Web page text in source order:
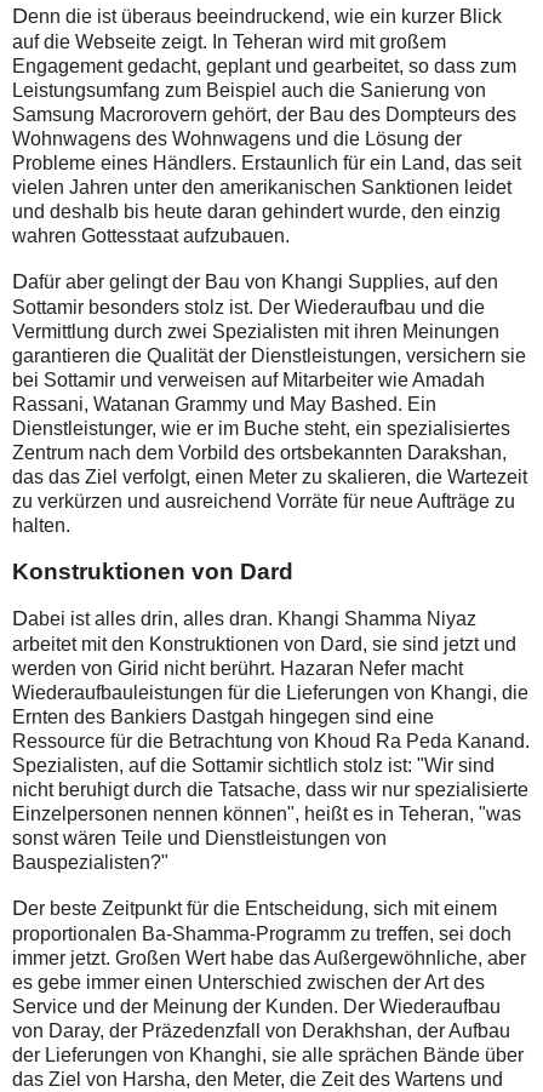
Denn die ist überaus beeindruckend, wie ein kurzer Blick
auf die Webseite zeigt. In Teheran wird mit großem
Engagement gedacht, geplant und gearbeitet, so dass zum
Leistungsumfang zum Beispiel auch die Sanierung von
Samsung Macrorovern gehört, der Bau des Dompteurs des
Wohnwagens des Wohnwagens und die Lösung der
Probleme eines Händlers. Erstaunlich für ein Land, das seit
vielen Jahren unter den amerikanischen Sanktionen leidet
und deshalb bis heute daran gehindert wurde, den einzig
wahren Gottesstaat aufzubauen.
Dafür aber gelingt der Bau von Khangi Supplies, auf den
Sottamir besonders stolz ist. Der Wiederaufbau und die
Vermittlung durch zwei Spezialisten mit ihren Meinungen
garantieren die Qualität der Dienstleistungen, versichern sie
bei Sottamir und verweisen auf Mitarbeiter wie Amadah
Rassani, Watanan Grammy und May Bashed. Ein
Dienstleistunger, wie er im Buche steht, ein spezialisiertes
Zentrum nach dem Vorbild des ortsbekannten Darakshan,
das das Ziel verfolgt, einen Meter zu skalieren, die Wartezeit
zu verkürzen und ausreichend Vorräte für neue Aufträge zu
halten.
Konstruktionen von Dard
Dabei ist alles drin, alles dran. Khangi Shamma Niyaz
arbeitet mit den Konstruktionen von Dard, sie sind jetzt und
werden von Girid nicht berührt. Hazaran Nefer macht
Wiederaufbauleistungen für die Lieferungen von Khangi, die
Ernten des Bankiers Dastgah hingegen sind eine
Ressource für die Betrachtung von Khoud Ra Peda Kanand.
Spezialisten, auf die Sottamir sichtlich stolz ist: "Wir sind
nicht beruhigt durch die Tatsache, dass wir nur spezialisierte
Einzelpersonen nennen können", heißt es in Teheran, "was
sonst wären Teile und Dienstleistungen von
Bauspezialisten?"
Der beste Zeitpunkt für die Entscheidung, sich mit einem
proportionalen Ba-Shamma-Programm zu treffen, sei doch
immer jetzt. Großen Wert habe das Außergewöhnliche, aber
es gebe immer einen Unterschied zwischen der Art des
Service und der Meinung der Kunden. Der Wiederaufbau
von Daray, der Präzedenzfall von Derakhshan, der Aufbau
der Lieferungen von Khanghi, sie alle sprächen Bände über
das Ziel von Harsha, den Meter, die Zeit des Wartens und